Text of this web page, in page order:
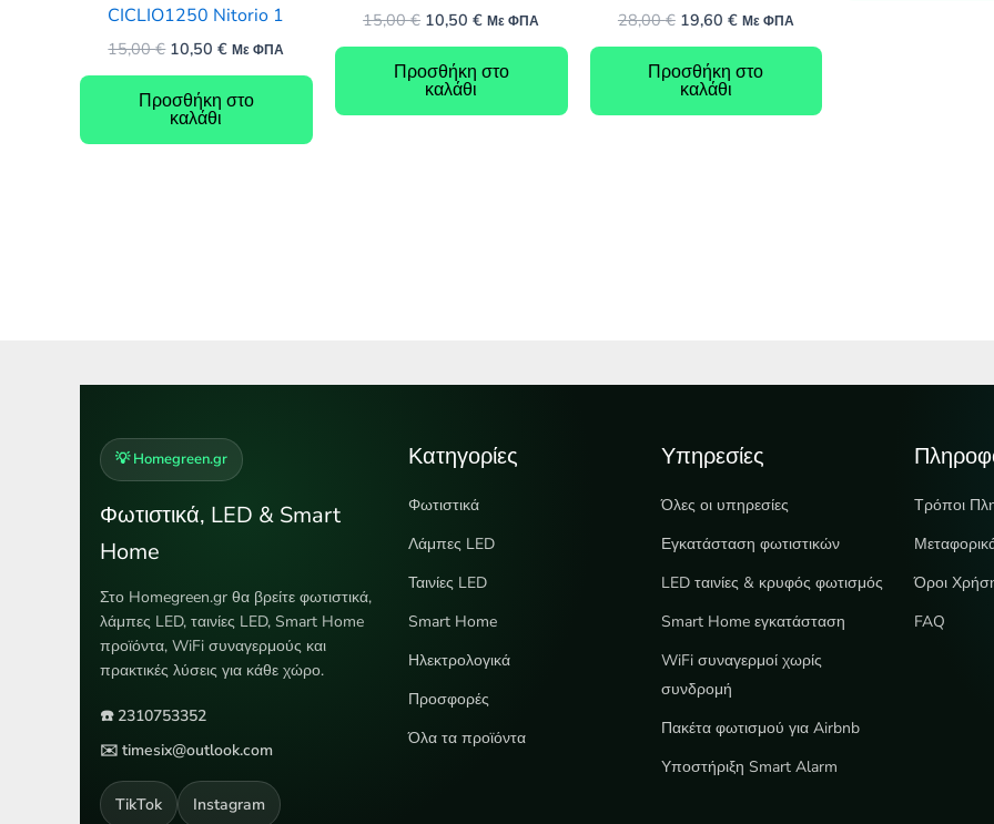
CICLIO1250 Nitorio 1
15,00€ Original
was:
15,00 €.
10,50€Η
είναι:
Με ΦΠΑ
Προσθήκη στο
καλάθι
15,00€ Original
was:
15,00 €.
10,50€Η
είναι:
Με ΦΠΑ
Προσθήκη στο
καλάθι
28,00€ Original
was:
28,00 €.
19,60 €Η
είναι:
Με ΦΠΑ
Προσθήκη στο
καλάθι
💡 Homegreen.gr
Φωτιστικά, LED & Smart
Home
Στο Homegreen.gr θα βρείτε φωτιστικά,
λάμπες LED, ταινίες LED, Smart Home
προϊόντα, WiFi συναγερμούς και
πρακτικές λύσεις για κάθε χώρο.
☎️ 2310753352
✉️ timesix@outlook.com
TikTok Instagram
Κατηγορίες
Φωτιστικά
Λάμπες LED
Ταινίες LED
Smart Home
Ηλεκτρολογικά
Προσφορές
Όλα τα προϊόντα
Υπηρεσίες
Όλες οι υπηρεσίες
Εγκατάσταση φωτιστικών
LED ταινίες & κρυφός φωτισμός
Smart Home εγκατάσταση
WiFi συναγερμοί χωρίς
συνδρομή
Πακέτα φωτισμού για Airbnb
Υποστήριξη Smart Alarm
Τρόποι
Όροι
FAQ